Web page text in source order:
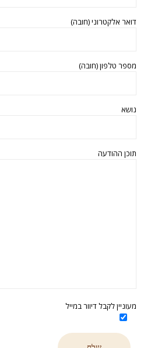
דואר אלקטרוני (חובה)
מספר טלפון (חובה)
נושא
תוכן ההודעה
מעוניין לקבל דיוור במייל